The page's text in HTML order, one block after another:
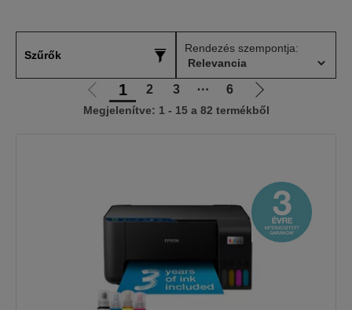
Szűrők
Rendezés szempontja:
Előző
oldalra
1 2 3 ⋯ 6
Következő
oldalra
Megjelenítve: 1 - 15 a 82 termékből